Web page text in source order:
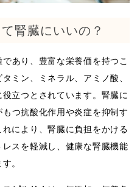
腎臓にいいの？
あり、豊富な栄養価を持つこ
ミン、ミネラル、アミノ酸、
立つとされています。腎臓に
もつ抗酸化作用や炎症を抑制す
により、腎臓に負担をかける
スを軽減し、健康な腎臓機能
。